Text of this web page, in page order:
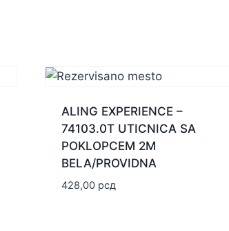
ALING EXPERIENCE –
74103.0T UTICNICA SA
POKLOPCEM 2M
BELA/PROVIDNA
428,00 рсд